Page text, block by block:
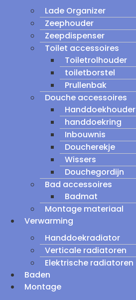
Lade Organizer
Zeephouder
Zeepdispenser
Toilet accessoires
Toiletrolhouder
toiletborstel
Prullenbak
Douche accessoires
Handdoekhouder
handdoekring
Inbouwnis
Doucherekje
Wissers
Douchegordijn
Bad accessoires
Badmat
Montage materiaal
Verwarming
Handdoekradiator
Verticale radiatoren
Elektrische radiatoren
Baden
Montage